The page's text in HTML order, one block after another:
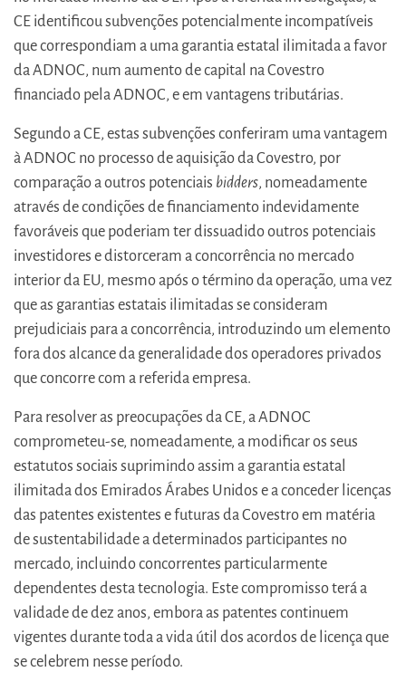
CE identificou subvenções potencialmente incompatíveis
que correspondiam a uma garantia estatal ilimitada a favor
da ADNOC, num aumento de capital na Covestro
financiado pela ADNOC, e em vantagens tributárias.
Segundo a CE, estas subvenções conferiram uma vantagem
à ADNOC no processo de aquisição da Covestro, por
comparação a outros potenciais bidders, nomeadamente
através de condições de financiamento indevidamente
favoráveis que poderiam ter dissuadido outros potenciais
investidores e distorceram a concorrência no mercado
interior da EU, mesmo após o término da operação, uma vez
que as garantias estatais ilimitadas se consideram
prejudiciais para a concorrência, introduzindo um elemento
fora dos alcance da generalidade dos operadores privados
que concorre com a referida empresa.
Para resolver as preocupações da CE, a ADNOC
comprometeu-se, nomeadamente, a modificar os seus
estatutos sociais suprimindo assim a garantia estatal
ilimitada dos Emirados Árabes Unidos e a conceder licenças
das patentes existentes e futuras da Covestro em matéria
de sustentabilidade a determinados participantes no
mercado, incluindo concorrentes particularmente
dependentes desta tecnologia. Este compromisso terá a
validade de dez anos, embora as patentes continuem
vigentes durante toda a vida útil dos acordos de licença que
se celebrem nesse período.